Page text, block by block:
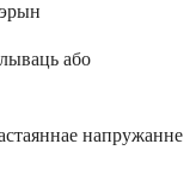
або
напружанне